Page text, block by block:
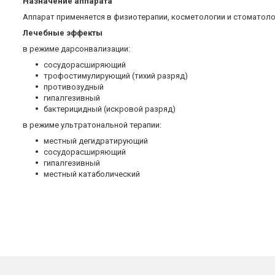
Аппарат применяется в физиотерапии, косметологии и
Лечебные эффекты
в режиме дарсонвализации:
сосудорасширяющий
трофостимулирующий (тихий разряд)
противозудный
гипалгезивный
бактерицидный (искровой разряд)
в режиме ультратональной терапии:
местный дегидратирующий
сосудорасширяющий
гипалгезивный
местный катаболический